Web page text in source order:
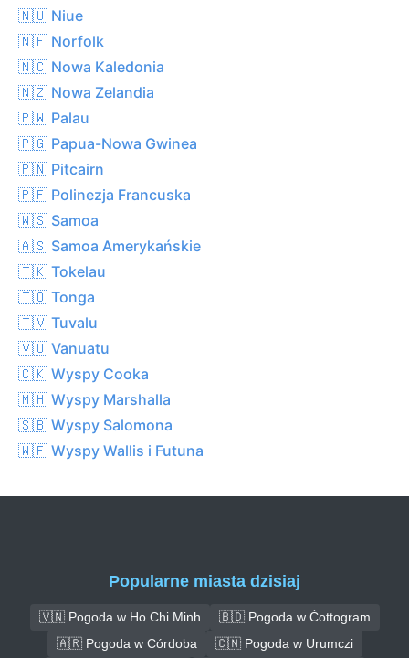
🇳🇺 Niue
🇳🇫 Norfolk
🇳🇨 Nowa Kaledonia
🇳🇿 Nowa Zelandia
🇵🇼 Palau
🇵🇬 Papua-Nowa Gwinea
🇵🇳 Pitcairn
🇵🇫 Polinezja Francuska
🇼🇸 Samoa
🇦🇸 Samoa Amerykańskie
🇹🇰 Tokelau
🇹🇴 Tonga
🇹🇻 Tuvalu
🇻🇺 Vanuatu
🇨🇰 Wyspy Cooka
🇲🇭 Wyspy Marshalla
🇸🇧 Wyspy Salomona
🇼🇫 Wyspy Wallis i Futuna
Popularne miasta dzisiaj
🇻🇳 Pogoda w Ho Chi Minh
🇧🇩 Pogoda w Ćottogram
🇦🇷 Pogoda w Córdoba
🇨🇳 Pogoda w Urumczi